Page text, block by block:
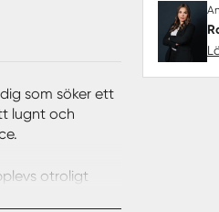
som söker ett
lugnt och
otroligt